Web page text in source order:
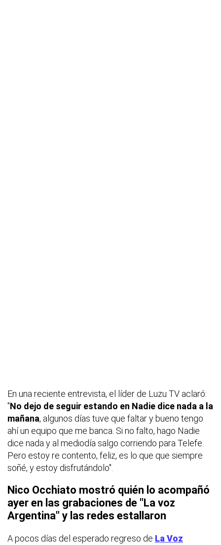
En una reciente entrevista, el líder de Luzu TV aclaró:
"No dejo de seguir estando en Nadie dice nada a la
mañana, algunos días tuve que faltar y bueno tengo
ahí un equipo que me banca. Si no falto, hago Nadie
dice nada y al mediodía salgo corriendo para Telefe.
Pero estoy re contento, feliz, es lo que que siempre
soñé, y estoy disfrutándolo".
Nico Occhiato mostró quién lo acompañó
ayer en las grabaciones de "La voz
Argentina" y las redes estallaron
A pocos días del esperado regreso de La Voz